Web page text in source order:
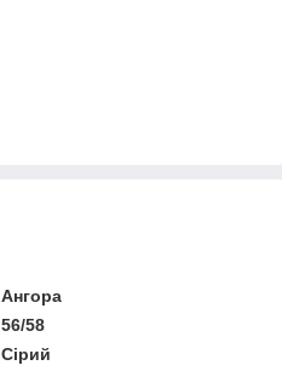
Ангора
56/58
Сірий